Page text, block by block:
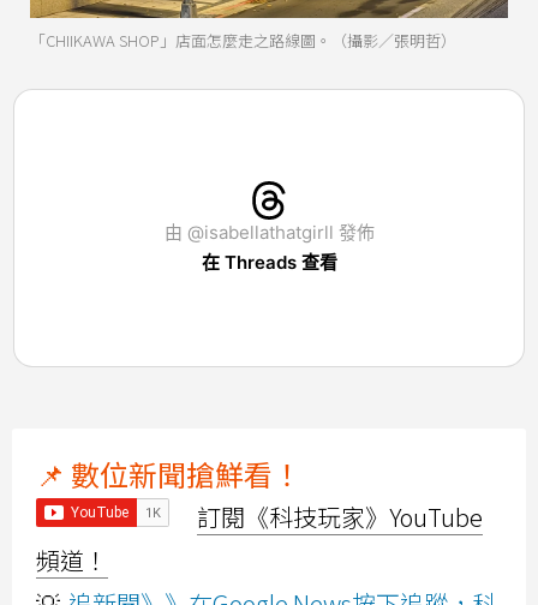
「CHIIKAWA SHOP」店面怎麼走之路線圖。（攝影／張明哲）
由 @isabellathatgirll 發佈
在 Threads 查看
📌 數位新聞搶鮮看！
訂閱《科技玩家》YouTube
頻道！